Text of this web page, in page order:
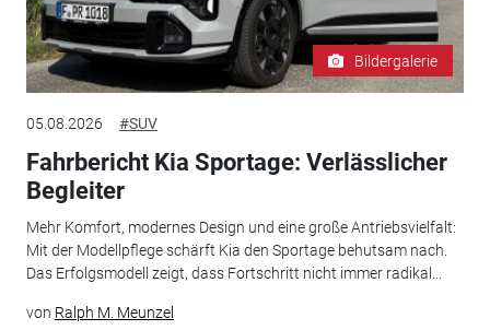
Bildergalerie
05.08.2026 #SUV
Fahrbericht Kia Sportage: Verlässlicher
Begleiter
Mehr Komfort, modernes Design und eine große Antriebsvielfalt:
Mit der Modellpflege schärft Kia den Sportage behutsam nach.
Das Erfolgsmodell zeigt, dass Fortschritt nicht immer radikal...
von Ralph M. Meunzel